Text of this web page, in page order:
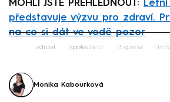
MOHLI JSTE PŘEHLÉDNOUT:
představuje výzvu pro zdraví.
na co si dát ve vodě pozor
Failed to
zdraví společnost deprese
Monika Kabourková